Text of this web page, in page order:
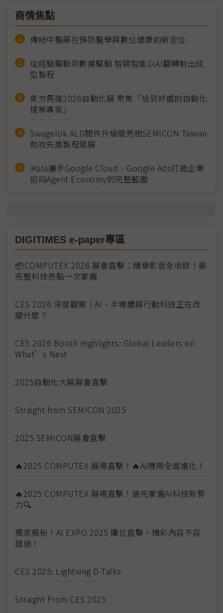
商情焦點
傳統中醫藥在預防醫學與數位健康的新定位
從經驗驅動到數據驅動 智穎智能以AI翻轉射出成
型製程
東方馬達2026自動化展 聚焦「恰到好處的自動化
提案專家」
Swagelok ALD閥件升級版亮相SEMICON Taiwan
助攻先進製程發展
iKala攜手Google Cloud、Google Ads打造企業
迎向Agent Economy的完整藍圖
DIGITIMES e-paper專區
📦COMPUTEX 2026 展會直擊：精華影音全收錄！最
完整科技亮點一次掌握
CES 2026 深度觀察｜AI、半導體與行動科技正在改
變什麼？
CES 2026 Booth Highlights: Global Leaders on
What’s Next
2025自動化大展展會直擊
Straight from SEMICON 2025
2025 SEMICON展會直擊
🔥2025 COMPUTEX 展場直擊！🔥AI應用全面進化！
🔥2025 COMPUTEX 展場直擊！搶先掌握AI科技新勢
力🔍
獨家揭秘！AI EXPO 2025 攤位直擊，精彩內容不容
錯過！
CES 2025: Lightning D-Talks
Straight From CES 2025